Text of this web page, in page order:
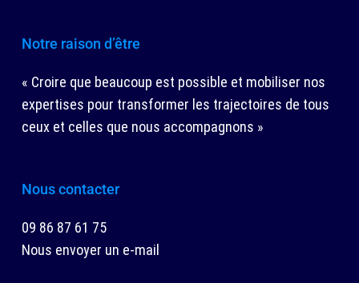
Notre raison d’être
« Croire que beaucoup est possible et mobiliser nos
expertises pour transformer les trajectoires de tous
ceux et celles que nous accompagnons »
Nous contacter
09 86 87 61 75
Nous envoyer un e-mail